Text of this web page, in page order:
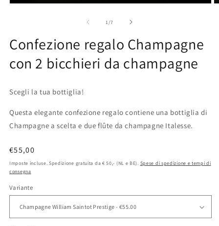
finestra
modale
1 /su
7
Confezione regalo Champagne
con 2 bicchieri da champagne
Scegli la tua bottiglia!
Questa elegante confezione regalo contiene una bottiglia di
Champagne a scelta e due flûte da champagne Italesse.
Prezzo
di
listino
€55,00
Imposte incluse. Spedizione gratuita da € 50,- (NL e BE). Spese di spedizione e tempi di
consegna
Variante